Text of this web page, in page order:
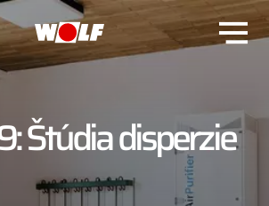
Štúdia disperzie